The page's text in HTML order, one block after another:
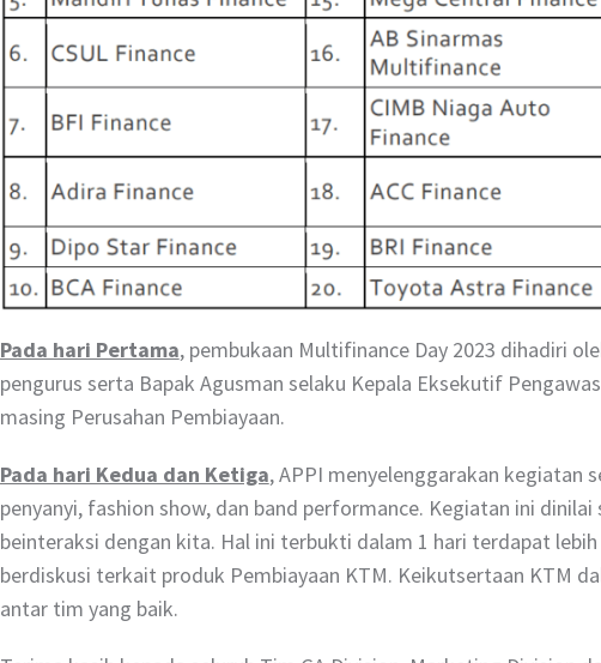
Pada hari Pertama, pembukaan Multifinance Day 2023 dihadiri
pengurus serta Bapak Agusman selaku Kepala Eksekutif
masing Perusahan Pembiayaan.
Pada hari Kedua dan Ketiga, APPI menyelenggarakan kegiatan
penyanyi, fashion show, dan band performance. Kegiatan ini
beinteraksi dengan kita. Hal ini terbukti dalam 1 hari terdapat
berdiskusi terkait produk Pembiayaan KTM. Keikutsertaan KTM
antar tim yang baik.